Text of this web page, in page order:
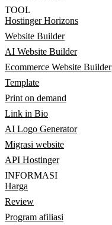
TOOL
Hostinger Horizons
Website Builder
AI Website Builder
Ecommerce Website Builder
Template
Print on demand
Link in Bio
AI Logo Generator
Migrasi website
API Hostinger
INFORMASI
Harga
Review
Program afiliasi